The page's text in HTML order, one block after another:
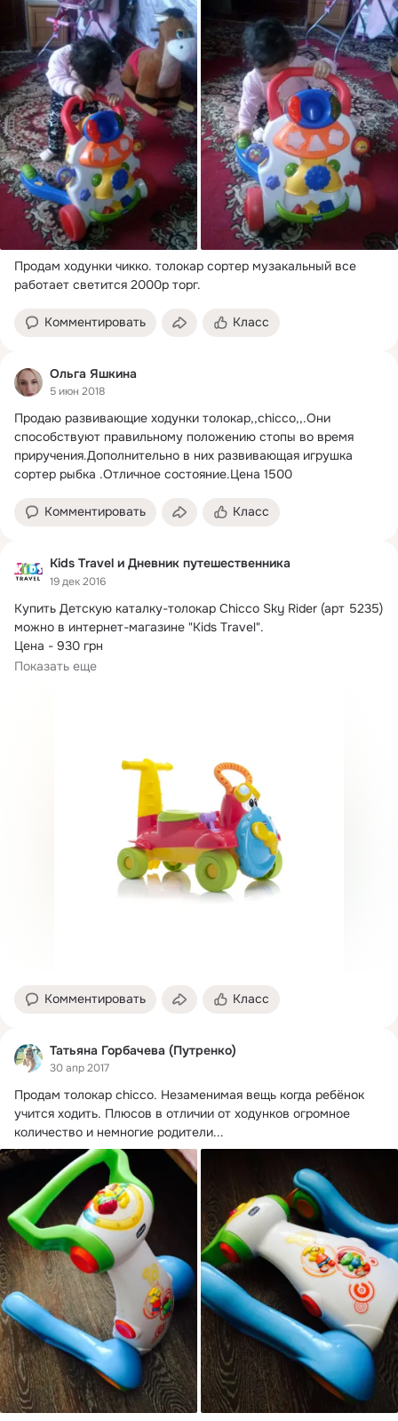
Продам ходунки чикко. толокар сортер музакальный все
работает светится 2000р торг.
Комментировать Класс
Ольга Яшкина
5 июн 2018
Продаю развивающие ходунки толокар,,chicco,,.Они
способствуют правильному положению стопы во время
приручения.Дополнительно в них развивающая игрушка
сортер рыбка .Отличное состояние.Цена 1500
Комментировать Класс
Kids Travel и Дневник путешественника
19 дек 2016
Купить Детскую каталку-толокар Chicco Sky Rider (арт 5235)
можно в интернет-магазине "Kids Travel".
Цена - 930 грн
Данная детская игрушка...
Показать еще
Комментировать Класс
Татьяна Горбачева (Путренко)
30 апр 2017
Продам толокар chicco. Незаменимая вещь когда ребёнок
учится ходить. Плюсов в отличии от ходунков огромное
количество и немногие родители...